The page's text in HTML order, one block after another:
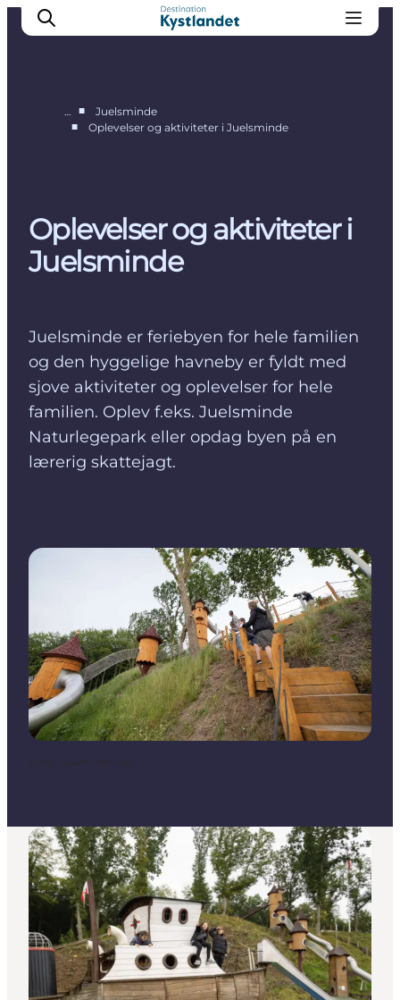
Spisesteder i Juelsminde
… ■
Juelsminde
■
Oplevelser og aktiviteter i Juelsminde
Oplevelser og aktiviteter i
Juelsminde
Juelsminde er feriebyen for hele familien
og den hyggelige havneby er fyldt med
sjove aktiviteter og oplevelser for hele
familien. Oplev f.eks. Juelsminde
Naturlegepark eller opdag byen på en
lærerig skattejagt.
Foto David Jervidal